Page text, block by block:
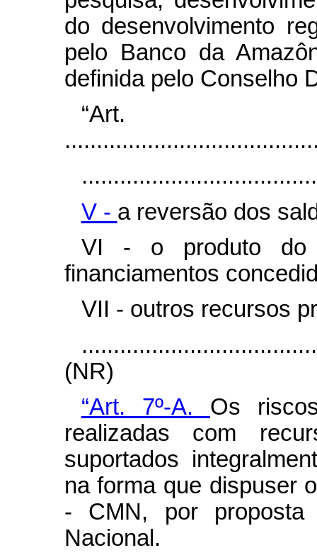
do desenvolvimento
pelo Banco da
definida pelo Conselho
V - a reversão dos
VI - o produto do
financiamentos
VII - outros recursos
(NR)
“Art. 7º-A. Os
realizadas com
suportados
na forma que dispuser
- CMN, por proposta
Nacional.